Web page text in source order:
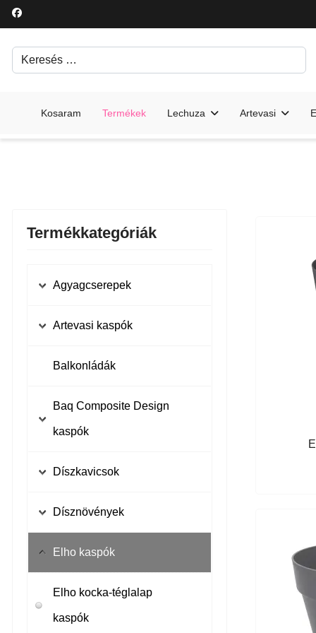
Keresés
Kosaram Termékek Lechuza Artevasi
Termékkategóriák
Agyagcserepek
Terracotta agyagcserepek
Virágládák
Artevasi kaspók
Önöntöző nélküli kaspók
Önöntözős kaspók
Balkonládák
Baq Composite Design
kaspók
Amfi kaspók
Colour Me Collection
Facets Collection
Gradient Collection
Díszkavicsok
Geotextil
Márványkavicsok
Dísznövények
Agleonema
Dracena
Elho kaspók
Elho kocka-téglalap
kaspók